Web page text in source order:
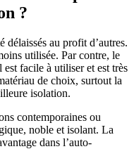
?
délaissés au profit d’autres.
utilisée. Par contre, le
facile à utiliser et est très
de choix, surtout la
isolation.
contemporaines ou
noble et isolant. La
dans l’auto-